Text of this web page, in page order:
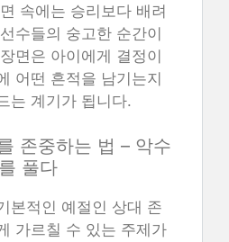
속에는 승리보다 배려
수들의 숭고한 순간이
면은 아이에게 결정이
어떤 흔적을 남기는지
는 계기가 됩니다.
존중하는 법 – 악수
풀다
본적인 예절인 상대 존
가르칠 수 있는 주제가